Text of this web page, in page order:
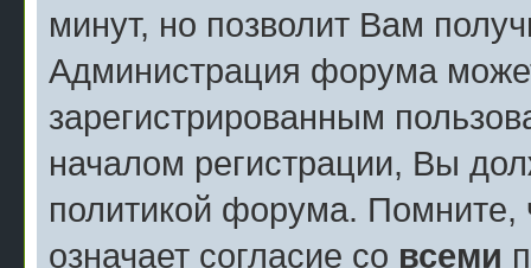
минут, но позволит Вам
Администрация форума
зарегистрированным
началом регистрации, Вы
политикой форума.
означает согласие со всеми